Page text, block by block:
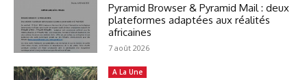
Pyramid Browser & Pyramid Mail : deux
plateformes adaptées aux réalités
africaines
7 août 2026
A La Une